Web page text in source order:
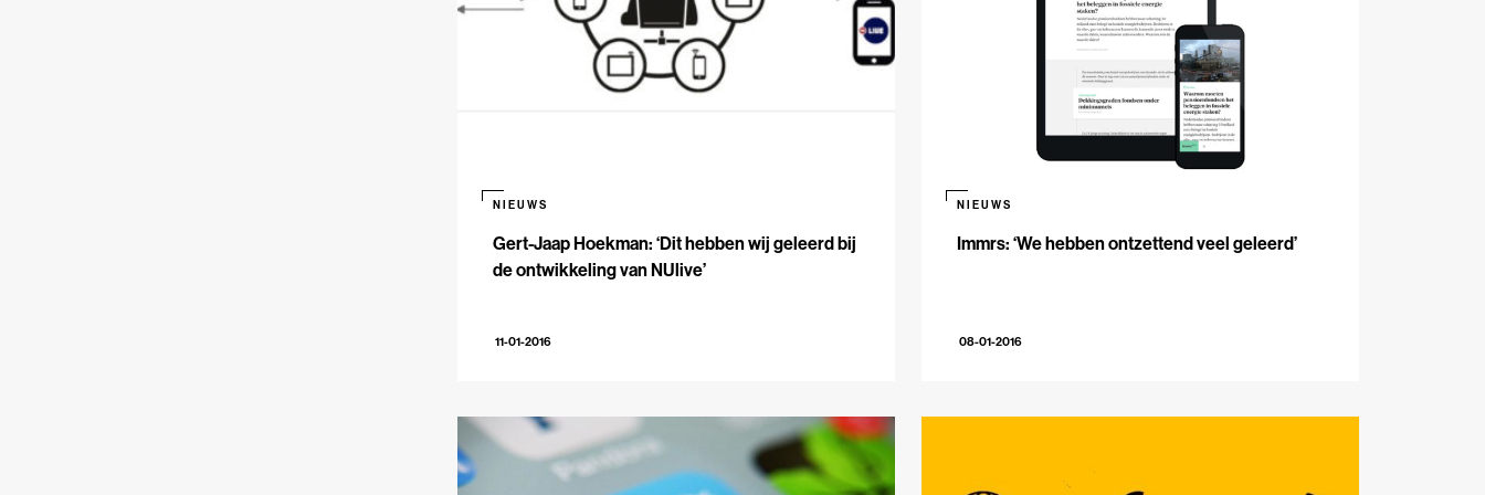
Gert-Jaap Hoekman: ‘Dit hebben wij geleerd bij
de ontwikkeling van NUlive’
NIEUWS
11-01-2016
Immrs: ‘We hebben ontzettend veel geleerd’
NIEUWS
08-01-2016